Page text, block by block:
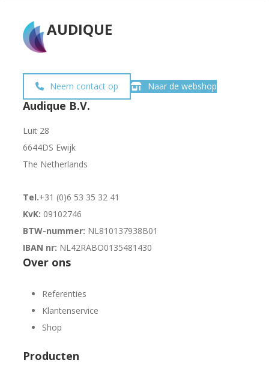
AUDIQUE
Neem contact op Naar de webshop
Audique B.V.
Luit 28
6644DS Ewijk
The Netherlands
Tel.+31 (0)6 53 35 32 41
KvK: 09102746
BTW-nummer: NL810137938B01
IBAN nr: NL42RABO0135481430
Over ons
Referenties
Klantenservice
Shop
Producten